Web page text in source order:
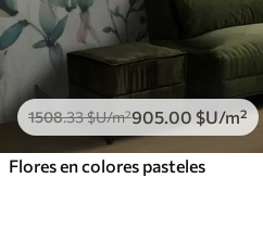
1508.33$U/m²905.00 $U/m²
Flores en colores pasteles